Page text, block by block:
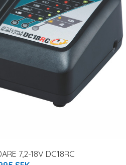
7,2-18V DC18RC